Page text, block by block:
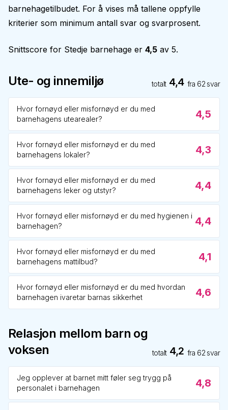
barnehagetilbudet. For å vises må tallene oppfylle
kriterier som minimum antall svar og svarprosent.
Snittscore for Stedje barnehage er 4,5 av 5.
Ute- og innemiljø totalt 4,4 fra 62 svar
Hvor fornøyd eller misfornøyd er du med
barnehagens utearealer?
4,5
Hvor fornøyd eller misfornøyd er du med
barnehagens lokaler?
4,3
Hvor fornøyd eller misfornøyd er du med
barnehagens leker og utstyr?
4,4
Hvor fornøyd eller misfornøyd er du med hygienen i
barnehagen?
4,4
Hvor fornøyd eller misfornøyd er du med
barnehagens mattilbud?
4,1
Hvor fornøyd eller misfornøyd er du med hvordan
barnehagen ivaretar barnas sikkerhet
4,6
Relasjon mellom barn og
voksen
totalt 4,2 fra 62 svar
Jeg opplever at barnet mitt føler seg trygg på
personalet i barnehagen
4,8